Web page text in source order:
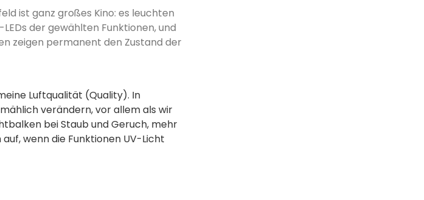
ist ganz großes Kino: es leuchten
der gewählten­ Funktionen, und
zeigen permanent den Zustand der
Luftqualität (Quality). In
verändern, vor allem als wir
bei Staub und Geruch, mehr
wenn die Funktionen UV-Licht